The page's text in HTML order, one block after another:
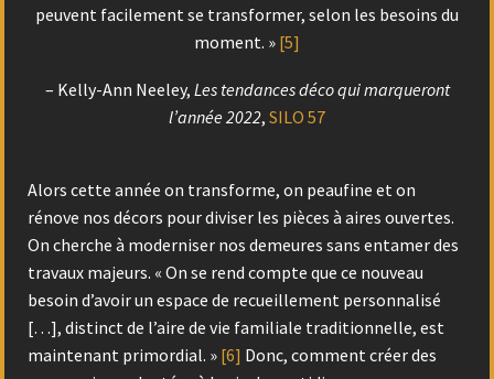
peuvent facilement se transformer, selon les besoins du
moment. » [5]
– Kelly-Ann Neeley, Les tendances déco qui marqueront
l’année 2022, SILO 57
Alors cette année on transforme, on peaufine et on
rénove nos décors pour diviser les pièces à aires ouvertes.
On cherche à moderniser nos demeures sans entamer des
travaux majeurs. « On se rend compte que ce nouveau
besoin d’avoir un espace de recueillement personnalisé
[…], distinct de l’aire de vie familiale traditionnelle, est
maintenant primordial. » [6] Donc, comment créer des